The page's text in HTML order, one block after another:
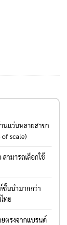
นแว่นหลายสาขา
scale)
ามารถเลือกใช้
ชั้นนำมากกว่า
ทย
ตรงจากแบรนด์